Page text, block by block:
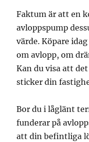
Faktum är att en
avloppspump
värde. Köpare
om avlopp, om
Kan du visa att
sticker din
Bor du i låglänt
funderar på
att din befintliga